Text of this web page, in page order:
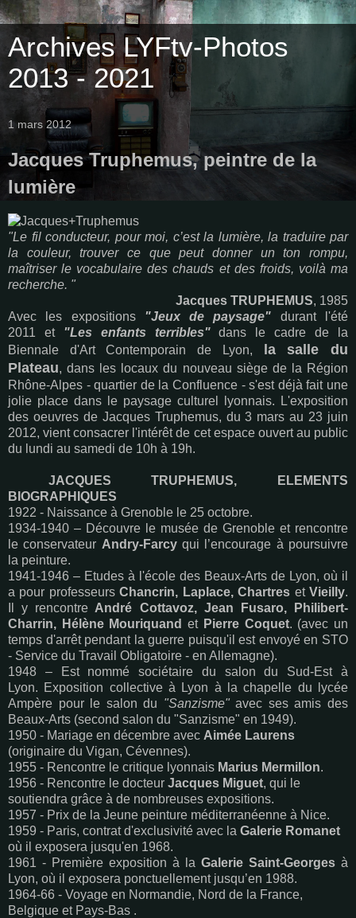
Archives LYFtv-Photos
2013 - 2021
1 mars 2012
Jacques Truphemus, peintre de la
lumière
"Le fil conducteur, pour moi, c’est la lumière, la traduire par
la couleur, trouver ce que peut donner un ton rompu,
maîtriser le vocabulaire des chauds et des froids, voilà ma
recherche. "
Jacques TRUPHEMUS, 1985
Avec les expositions "Jeux de paysage"
durant l'été
2011 et"Les enfants terribles"dans le cadre de la
Biennale d'Art Contemporain de Lyon, la salle du
Plateau, dans les locaux du nouveau siège de la Région
Rhône-Alpes - quartier de la Confluence - s'est déjà fait une
jolie place dans le paysage culturel lyonnais. L'exposition
des oeuvres de Jacques Truphemus, du 3 mars au 23 juin
2012, vient consacrer l'intérêt de cet espace ouvert au public
du lundi au samedi de 10h à 19h.
JACQUES TRUPHEMUS, ELEMENTS
BIOGRAPHIQUES
1922 - Naissance à Grenoble le 25 octobre.
1934-1940 – Découvre le musée de Grenoble et rencontre
le conservateur Andry-Farcyqui l’encourage à poursuivre
la peinture.
1941-1946 – Etudes à l'école des Beaux-Arts de Lyon, où il
a pour professeursChancrin, Laplace, Chartres etVieilly.
Il y rencontre André Cottavoz, Jean Fusaro, Philibert-
Charrin, Hélène Mouriquand et Pierre Coquet. (avec un
temps d'arrêt pendant la guerre puisqu'il est envoyé en STO
- Service du Travail Obligatoire - en Allemagne).
1948 – Est nommé sociétaire du salon du Sud-Est à
Lyon. Exposition collective à Lyon à la chapelle du lycée
Ampère pour le salon du "Sanzisme"avec ses amis des
Beaux-Arts (second salon du "Sanzisme" en 1949).
1950 - Mariage en décembre avec Aimée Laurens
(originaire du Vigan, Cévennes).
1955 - Rencontre le critique lyonnais Marius Mermillon.
1956 - Rencontre le docteur Jacques Miguet, qui le
soutiendra grâce à de nombreuses expositions.
1957 - Prix de la Jeune peinture méditerranéenne à Nice.
1959 - Paris, contrat d'exclusivité avec la Galerie Romanet
où il exposera jusqu'en 1968.
1961 - Première exposition à la Galerie Saint-Georges à
Lyon, où il exposera ponctuellement jusqu’en 1988.
1964-66 - Voyage en Normandie, Nord de la France,
Belgique et Pays-Bas .